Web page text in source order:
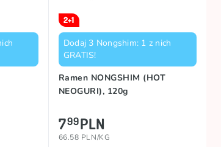
2+1
Dodaj 3 Nongshim: 1 z nich
GRATIS!
Ramen NONGSHIM (HOT
NEOGURI), 120g
799PLN
66.58 PLN/KG